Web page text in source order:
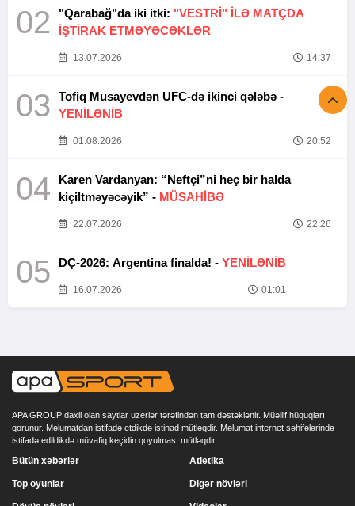
02 "Qarabağ"da iki itki: "VESTRİ" İLƏ MATÇDA
İŞTİRAK ETMƏYƏCƏKLƏR
13.07.2026 14:37
03
Tofiq Musayevdən UFC-də ikinci qələbə -
YENİLƏNİB
01.08.2026 20:52
04
Karen Vardanyan: “Neftçi”ni heç bir halda
kiçiltməyəcəyik” - MÜSAHİBƏ
22.07.2026 22:26
05 DÇ-2026: Argentina finalda! - YENİLƏNİB
16.07.2026 01:01
APA GROUP daxil olan saytlar uzerlər tərəfindən tam dəstəklənir. Müəllif hüquqları
qorunur. Məlumatdan istifadə etdikdə istinad mütləqdir. Məlumat internet səhifələrində
istifadə edildikdə müvafiq keçidin qoyulması mütləqdir.
Bütün xəbərlər
Top oyunlar
Atletika
Digər növləri